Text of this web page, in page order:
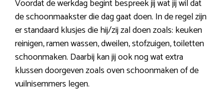
Voordat de werkdag begint bespreek jij wat jij wil dat
de schoonmaakster die dag gaat doen. In de regel zijn
er standaard klusjes die hij/zij zal doen zoals: keuken
reinigen, ramen wassen, dweilen, stofzuigen, toiletten
schoonmaken. Daarbij kan jij ook nog wat extra
klussen doorgeven zoals oven schoonmaken of de
vuilnisemmers legen.